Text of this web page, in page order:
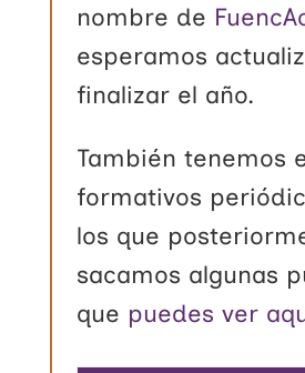
nombre de
esperamos
finalizar el año.
También tenemos
formativos
los que
sacamos algunas
que puedes ver